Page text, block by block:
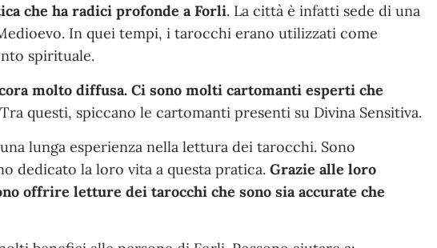
che ha radici profonde a Forli. La città è infatti sede di una
In quei tempi, i tarocchi erano utilizzati come
spirituale.
molto diffusa. Ci sono molti cartomanti esperti che
questi, spiccano le cartomanti presenti su Divina Sensitiva.
lunga esperienza nella lettura dei tarocchi. Sono
dedicato la loro vita a questa pratica.Grazie alle loro
offrire letture dei tarocchi che sono sia accurate che